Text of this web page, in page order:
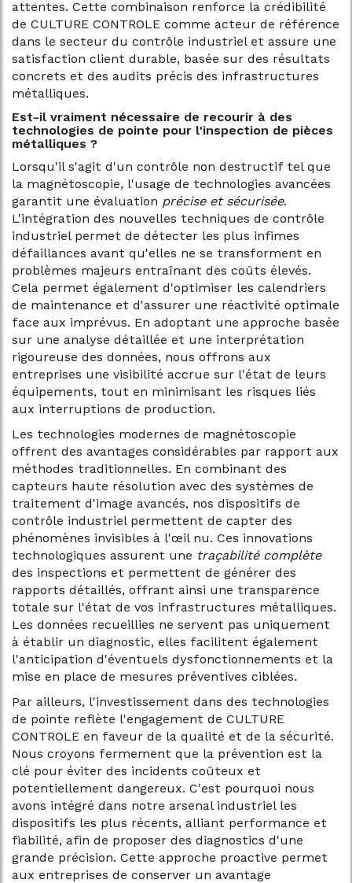
attentes. Cette combinaison renforce la crédibilité
de CULTURE CONTROLE comme acteur de référence
dans le secteur du contrôle industriel et assure une
satisfaction client durable, basée sur des résultats
concrets et des audits précis des infrastructures
métalliques.
Est-il vraiment nécessaire de recourir à des
technologies de pointe pour l'inspection de pièces
métalliques ?
Lorsqu'il s'agit d'un contrôle non destructif tel que
la magnétoscopie, l'usage de technologies avancées
garantit une évaluation précise et sécurisée.
L'intégration des nouvelles techniques de contrôle
industriel permet de détecter les plus infimes
défaillances avant qu'elles ne se transforment en
problèmes majeurs entraînant des coûts élevés.
Cela permet également d'optimiser les calendriers
de maintenance et d'assurer une réactivité optimale
face aux imprévus. En adoptant une approche basée
sur une analyse détaillée et une interprétation
rigoureuse des données, nous offrons aux
entreprises une visibilité accrue sur l'état de leurs
équipements, tout en minimisant les risques liés
aux interruptions de production.
Les technologies modernes de magnétoscopie
offrent des avantages considérables par rapport aux
méthodes traditionnelles. En combinant des
capteurs haute résolution avec des systèmes de
traitement d'image avancés, nos dispositifs de
contrôle industriel permettent de capter des
phénomènes invisibles à l'œil nu. Ces innovations
technologiques assurent une traçabilité complète
des inspections et permettent de générer des
rapports détaillés, offrant ainsi une transparence
totale sur l'état de vos infrastructures métalliques.
Les données recueillies ne servent pas uniquement
à établir un diagnostic, elles facilitent également
l'anticipation d'éventuels dysfonctionnements et la
mise en place de mesures préventives ciblées.
Par ailleurs, l'investissement dans des technologies
de pointe reflète l'engagement de CULTURE
CONTROLE en faveur de la qualité et de la sécurité.
Nous croyons fermement que la prévention est la
clé pour éviter des incidents coûteux et
potentiellement dangereux. C'est pourquoi nous
avons intégré dans notre arsenal industriel les
dispositifs les plus récents, alliant performance et
fiabilité, afin de proposer des diagnostics d'une
grande précision. Cette approche proactive permet
aux entreprises de conserver un avantage